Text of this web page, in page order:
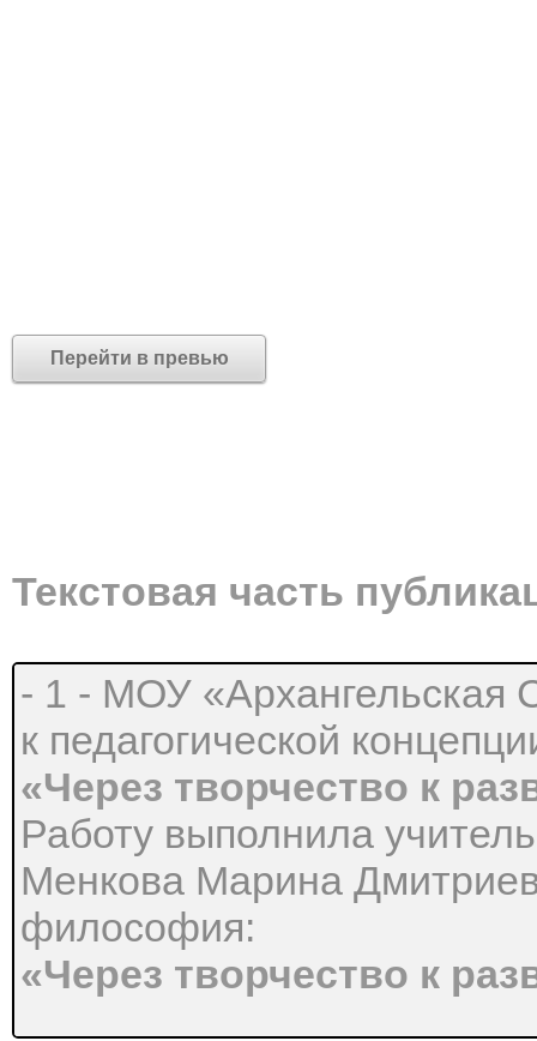
Перейти в превью
Текстовая часть
- 1 - МОУ
к педагогической
«Через творчество к
Работу выполнила
Менкова Марина
философия:
«Через творчество к